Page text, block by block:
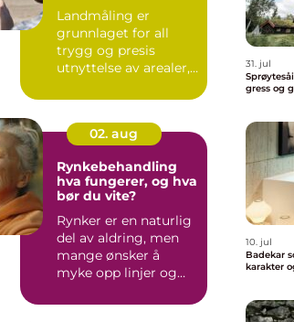
Landmåling er
grunnlaget for all
trygg og presis
utnyttelse av arealer,
store bygg...
02. aug
Rynkebehandling
hva fungerer, og hva
bør du vite?
Rynker er en naturlig
del av aldring, men
mange ønsker å
myke opp linjer og
uttryk...
31. jul
Sprøytesåing effektiv
gress og
10. jul
Badekar
karakter